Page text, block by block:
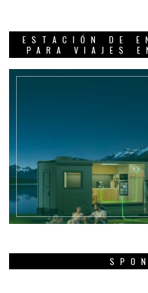
ESTACIÓN DE
PARA VIAJES